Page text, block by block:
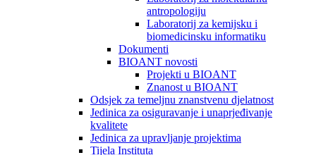
antropologiju
Laboratorij za kemijsku i
biomedicinsku informatiku
Dokumenti
BIOANT novosti
Projekti u BIOANT
Znanost u BIOANT
Odsjek za temeljnu znanstvenu djelatnost
Jedinica za osiguravanje i unaprjeđivanje
kvalitete
Jedinica za upravljanje projektima
Tijela Instituta